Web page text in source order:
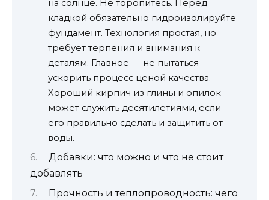
на солнце. Не торопитесь. Перед
кладкой обязательно гидроизолируйте
фундамент. Технология простая, но
требует терпения и внимания к
деталям. Главное — не пытаться
ускорить процесс ценой качества.
Хороший кирпич из глины и опилок
может служить десятилетиями, если
его правильно сделать и защитить от
воды.
Добавки: что можно и что не стоит
добавлять
Прочность и теплопроводность: чего